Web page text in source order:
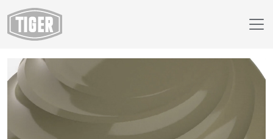
Webshop
29/70980 - RAL 7002 Olijfgrijs